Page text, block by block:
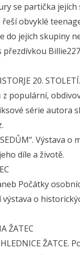
se partička jejích
řeší obvyklé
do jejich skupiny
přezdívkou
20.
populární,
série autora
Výstava o
díle a životě.
Počátky
o
ŽATEC
ŽATCE.